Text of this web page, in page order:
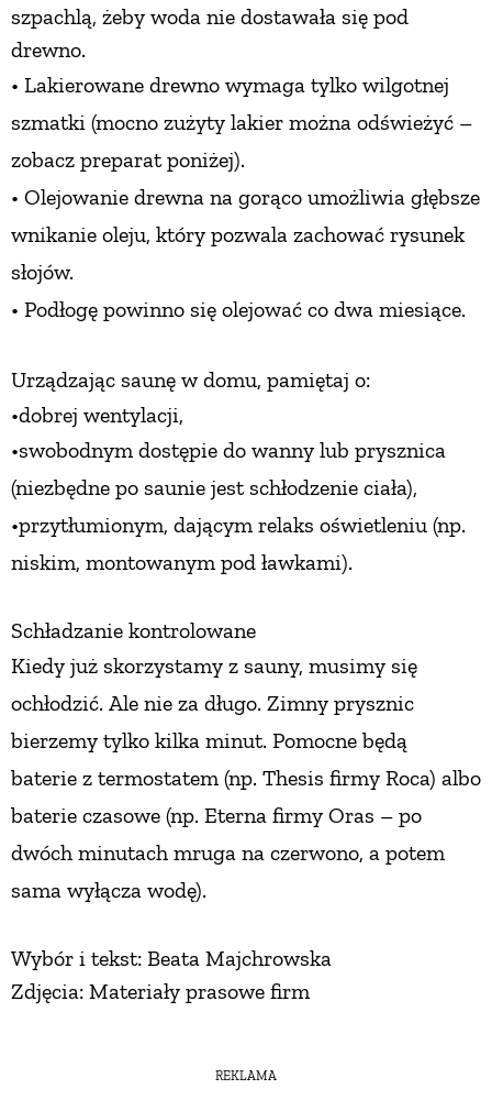
szpachlą, żeby woda nie dostawała się pod
drewno.
• Lakierowane drewno wymaga tylko wilgotnej
szmatki (mocno zużyty lakier można odświeżyć –
zobacz preparat poniżej).
• Olejowanie drewna na gorąco umożliwia głębsze
wnikanie oleju, który pozwala zachować rysunek
słojów.
• Podłogę powinno się olejować co dwa miesiące.
Urządzając saunę w domu, pamiętaj o:
•dobrej wentylacji,
•swobodnym dostępie do wanny lub prysznica
(niezbędne po saunie jest schłodzenie ciała),
•przytłumionym, dającym relaks oświetleniu (np.
niskim, montowanym pod ławkami).
Schładzanie kontrolowane
Kiedy już skorzystamy z sauny, musimy się
ochłodzić. Ale nie za długo. Zimny prysznic
bierzemy tylko kilka minut. Pomocne będą
baterie z termostatem (np. Thesis firmy Roca) albo
baterie czasowe (np. Eterna firmy Oras – po
dwóch minutach mruga na czerwono, a potem
sama wyłącza wodę).
Wybór i tekst: Beata Majchrowska
Zdjęcia: Materiały prasowe firm
REKLAMA
ZWYCZAJE
ZRÓB TO SAM
PRZEPISY
ŚNIADANIA
PRZYSTAWKI
ZUPY
DANIA GŁÓWNE
CIASTA I DESERY